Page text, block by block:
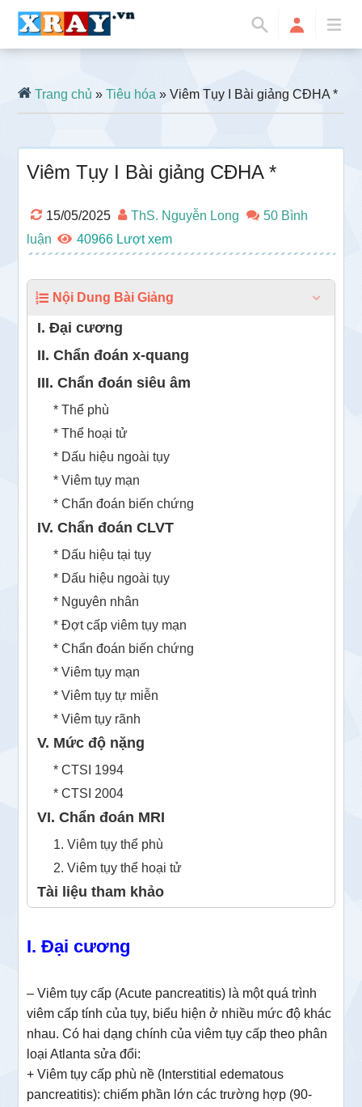
Trang chủ »Tiêu hóa » Viêm Tụy I Bài giảng CĐHA *
Viêm Tụy I Bài giảng CĐHA *
15/05/2025 ThS. Nguyễn Long
50 Bình
luận
40966
Nội Dung Bài Giảng
I. Đại cương
II. Chẩn đoán x-quang
III. Chẩn đoán siêu âm
* Thể phù
* Thể hoại tử
* Dấu hiệu ngoài tụy
* Viêm tụy mạn
* Chẩn đoán biến chứng
IV. Chẩn đoán CLVT
* Dấu hiệu tại tụy
* Dấu hiệu ngoài tụy
* Nguyên nhân
* Đợt cấp viêm tụy mạn
* Chẩn đoán biến chứng
* Viêm tụy mạn
* Viêm tụy tự miễn
* Viêm tụy rãnh
V. Mức độ nặng
* CTSI 1994
* CTSI 2004
VI. Chẩn đoán MRI
1. Viêm tụy thể phù
2. Viêm tụy thể hoại tử
Tài liệu tham khảo
I. Đại cương
– Viêm tụy cấp (Acute pancreatitis) là một quá trình
viêm cấp tính của tụy, biểu hiện ở nhiều mức độ khác
nhau. Có hai dạng chính của viêm tụy cấp theo phân
loại Atlanta sửa đổi:
+ Viêm tụy cấp phù nề (Interstitial edematous
pancreatitis): chiếm phần lớn các trường hợp (90-